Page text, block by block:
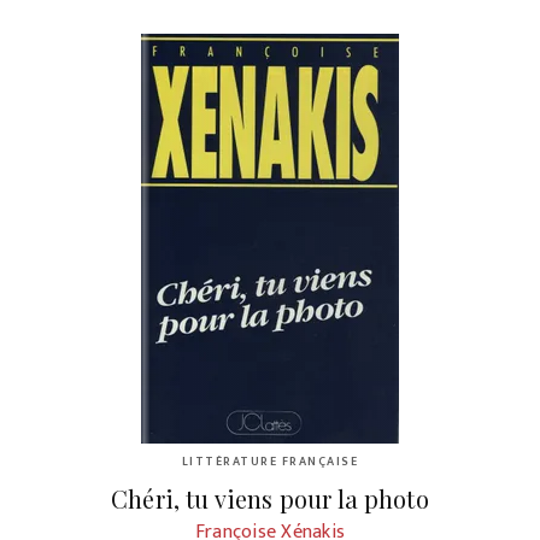
LITTÉRATURE FRANÇAISE
Chéri, tu viens pour la photo
Françoise Xénakis